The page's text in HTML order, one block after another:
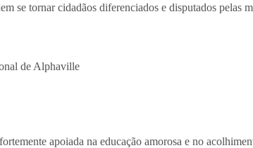
se tornar cidadãos diferenciados e disputados pelas
apoiada na educação amorosa e no